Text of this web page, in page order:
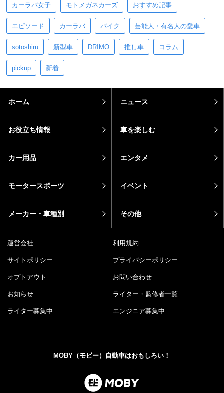
カーラバ女子 モトメガネカーズ おすすめ記事
エピソード カーラバ バイク 芸能人・有名人の愛車
sotoshiru 新型車 DRIMO 推し車 コラム
pickup 新着
ホーム ニュース
お役立ち情報 車を楽しむ
カー用品 エンタメ
モータースポーツ イベント
メーカー・車種別 その他
運営会社 利用規約
サイトポリシー プライバシーポリシー
オプトアウト お問い合わせ
お知らせ ライター・監修者一覧
ライター募集中 エンジニア募集中
MOBY（モビー）自動車はおもしろい！